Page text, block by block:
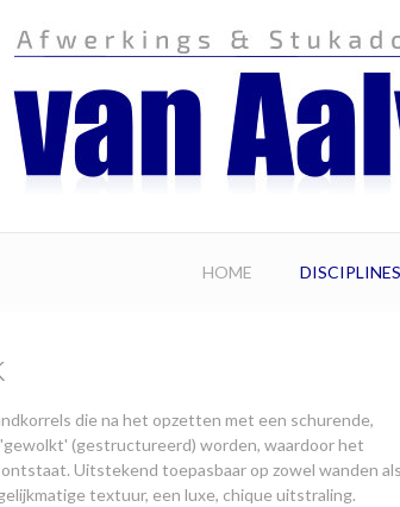
HOME DISCIPLINES
die na het opzetten met een schurende,
(gestructureerd) worden, waardoor het
Uitstekend toepasbaar op zowel wanden als
textuur, een luxe, chique uitstraling.